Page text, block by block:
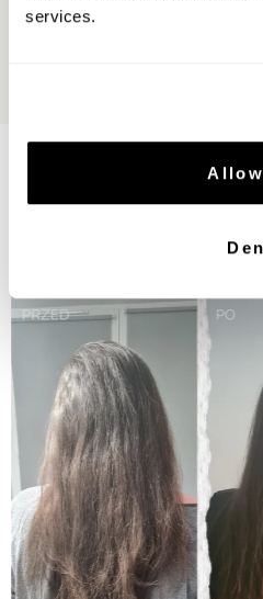
services.
Zobacz produkty
Wasze
Zobacz efekty przemiany